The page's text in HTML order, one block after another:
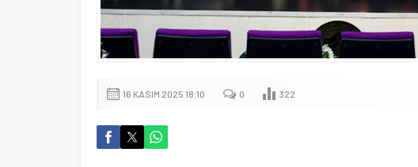
16 KASIM 2025 18:10 0 322